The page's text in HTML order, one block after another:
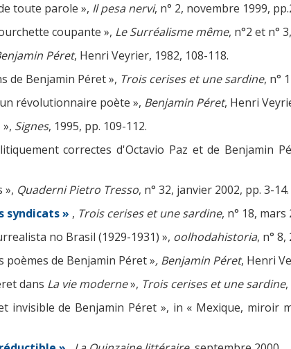
toute parole », Il pesa nervi, n° 2, novembre 1999,
coupante », Le Surréalisme même, n°2 et n°
Péret, Henri Veyrier, 1982, 108-118.
de Benjamin Péret », Trois cerises et une sardine, n°
révolutionnaire poète », Benjamin Péret, Henri
Signes, 1995, pp. 109-112.
correctes d'Octavio Paz et de Benjamin
», Quaderni Pietro Tresso, n° 32, janvier 2002, pp. 3-14.
syndicats » , Trois cerises et une sardine, n° 18, mars
no Brasil (1929-1931) », oolhodahistoria, n° 8,
poèmes de Benjamin Péret », Benjamin Péret, Henri
dans La vie moderne», Trois cerises et une sardine,
invisible de Benjamin Péret », in « Mexique, miroir